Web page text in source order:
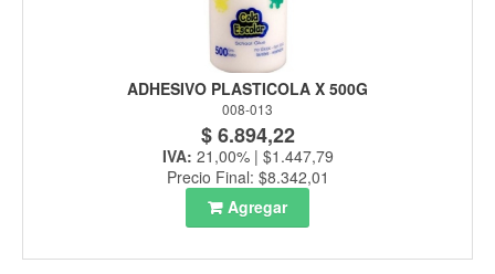
ADHESIVO PLASTICOLA X 500G
008-013
$ 6.894,22
IVA: 21,00% | $1.447,79
Precio Final: $8.342,01
Agregar